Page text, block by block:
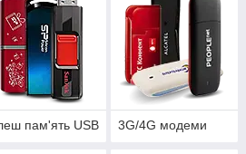
пам'ять USB 3G/4G модеми